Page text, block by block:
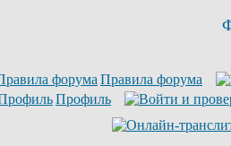
Правила форума
Профиль